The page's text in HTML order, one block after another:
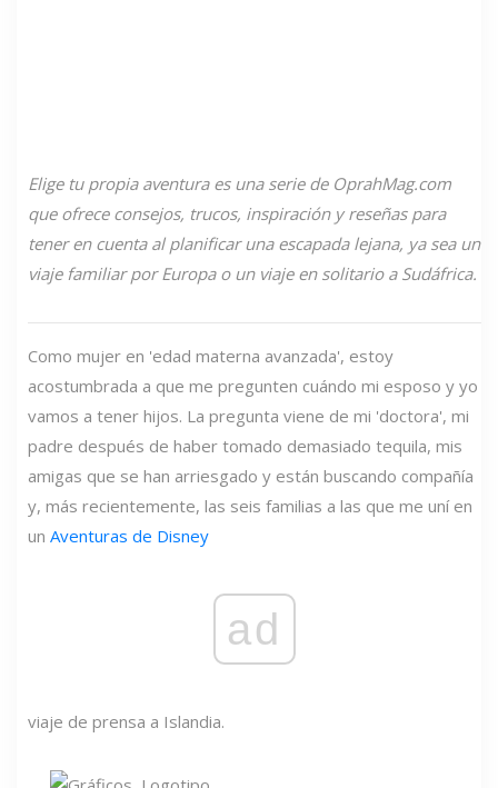
Elige tu propia aventuraes una serie de OprahMag.com
que ofrece consejos, trucos, inspiración y reseñas para
tener en cuenta al planificar una escapada lejana, ya sea un
viaje familiar por Europa o un viaje en solitario a Sudáfrica.
Como mujer en 'edad materna avanzada', estoy
acostumbrada a que me pregunten cuándo mi esposo y yo
vamos a tener hijos. La pregunta viene de mi 'doctora', mi
padre después de haber tomado demasiado tequila, mis
amigas que se han arriesgado y están buscando compañía
y, más recientemente, las seis familias a las que me uní en
un Aventuras de Disney
ad
viaje de prensa a Islandia.